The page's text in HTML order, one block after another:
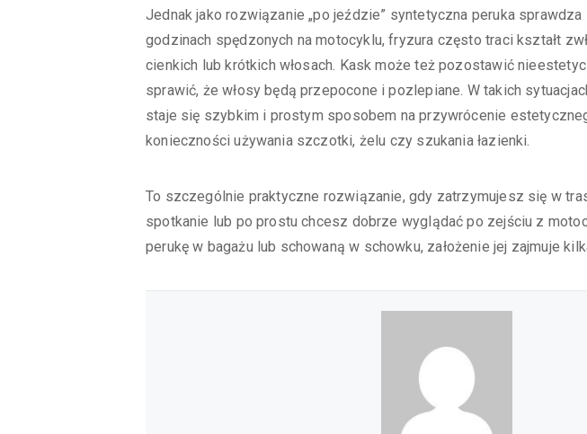
Jednak jako rozwiązanie „po jeździe” syntetyczna peruka
godzinach spędzonych na motocyklu, fryzura często traci kształt
cienkich lub krótkich włosach. Kask może też pozostawić
sprawić, że włosy będą przepocone i pozlepiane. W takich
staje się szybkim i prostym sposobem na przywrócenie
konieczności używania szczotki, żelu czy szukania łazienki.
To szczególnie praktyczne rozwiązanie, gdy zatrzymujesz się w
spotkanie lub po prostu chcesz dobrze wyglądać po zejściu z
perukę w bagażu lub schowaną w schowku, założenie jej zajmuje